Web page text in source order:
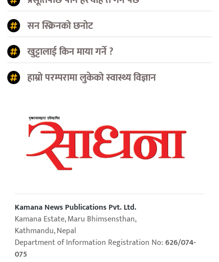
सन स्क्रिनको छनोट
खुट्टालाई किन माया गर्ने ?
हाम्रो परम्परामा लुकेको स्वास्थ्य विज्ञान
Kamana News Publications Pvt. Ltd.
Kamana Estate, Maru Bhimsensthan,
Kathmandu, Nepal
Department of Information Registration No:626/074-
075